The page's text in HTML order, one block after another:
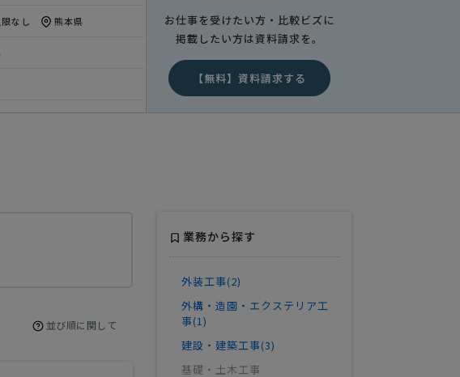
お仕事を受けたい方・比較ビズに
掲載したい方は資料請求を。
【無料】資料請求する
並び順に関して
業務から探す
外装工事(2)
外構・造園・エクステリア工
事(1)
建設・建築工事(3)
基礎・土木工事